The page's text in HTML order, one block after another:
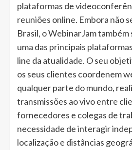
plataformas de
reuniões online. Embora não
Brasil, o WebinarJam também
uma das principais
line da atualidade. O seu
os seus clientes coordenem
qualquer parte do mundo,
transmissões ao vivo entre
fornecedores e colegas de
necessidade de interagir
localização e distâncias